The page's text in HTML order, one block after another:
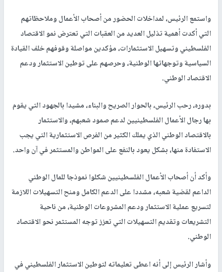
واستمع الرئيس، لمداخلات الحضور من أصحاب الأعمال وملاحظاتهم
التي أكدت أهمية تذليل العديد من العقبات التي تعترض نمو الاقتصاد
الفلسطيني وتسهيل الاستثمارات، مؤكدين مواصلة وقوفهم خلف القيادة
السياسية وتوجهاتها الوطنية، وحرصهم على توطين الاستثمار ودعم
الاقتصاد الوطني.
بدوره، رحب الرئيس، بالحوار الصريح والبناء، مشيدا بالجهود التي يقوم
بها رجال الأعمال الفلسطينيين لدعم صمود شعبهم، والاستثمار
بالاقتصاد الوطني الذي يملك الكثير من الفرص الاستثمارية التي يجب
الاستفادة منها، بشكل يعود بالنفع على المواطن والمستثمر في آن واحد.
وأكد أن أصحاب الأعمال الفلسطينيين شكلوا نموذجا للمال الوطني
الداعم لقضية شعبه، مشددا على الدعم الكامل ومنح التسهيلات اللازمة
لتسريع عملية الاستثمار ودعم المشروعات الوطنية، من ناحية
التشريعات وتقديم التسهيلات التي تعزز توجه المستثمر نحو الاقتصاد
الوطني.
وأشار الرئيس إلى أنه اعطى تعليماته لتوطين الاستثمار الفلسطيني في